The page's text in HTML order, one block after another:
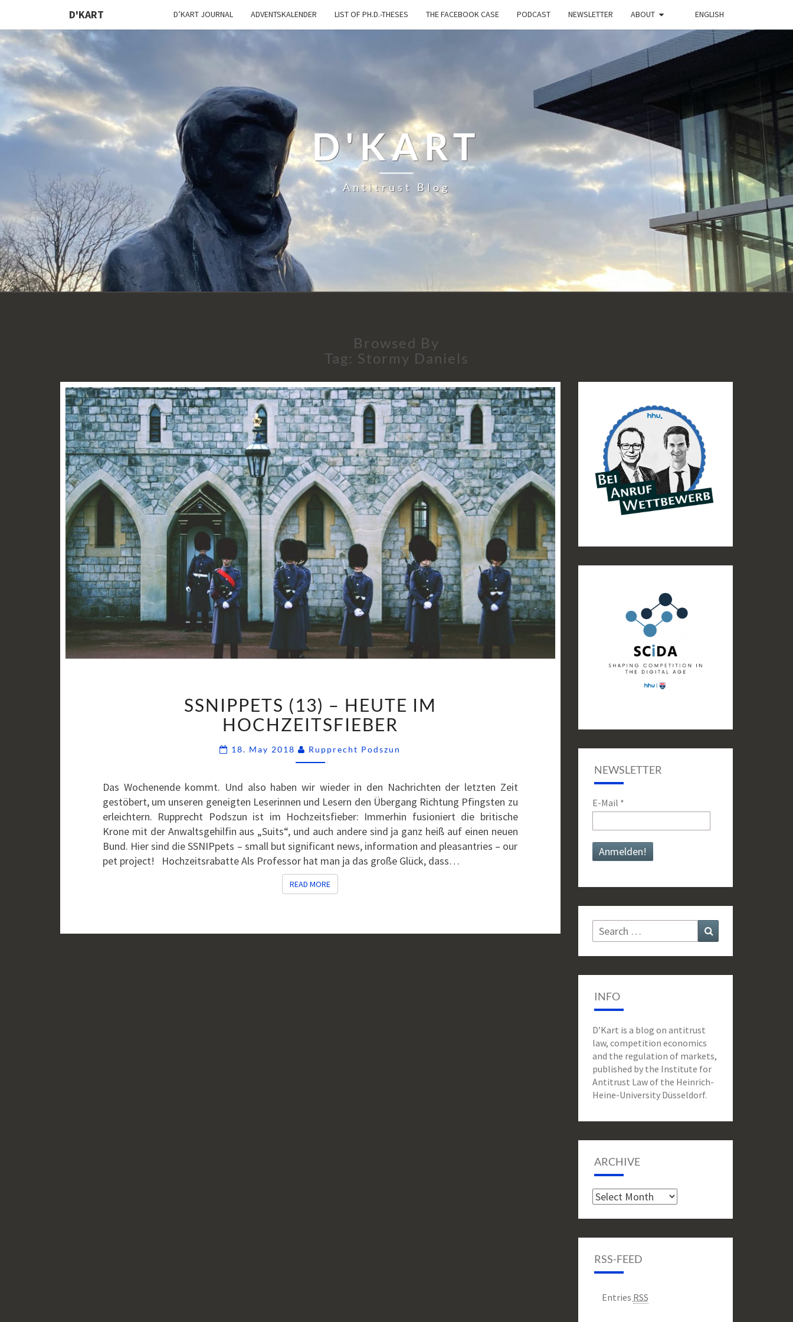
D'KART D’KART JOURNAL ADVENTSKALENDER LIST OF PH.D.-THESES THE FACEBOOK CASE PODCAST NEWSLETTER ABOUT ENGLISH
D'KART
Antitrust Blog
Browsed By
Tag: Stormy Daniels
(13)
–
HEUTE
IM
HOCHZEITSFIEBER
SSNIPPETS (13) – HEUTE IM
HOCHZEITSFIEBER
18. May 2018 Rupprecht Podszun
Das Wochenende kommt. Und also haben wir wieder in den Nachrichten der letzten Zeit
gestöbert, um unseren geneigten Leserinnen und Lesern den Übergang Richtung Pfingsten zu
erleichtern. Rupprecht Podszun ist im Hochzeitsfieber: Immerhin fusioniert die britische
Krone mit der Anwaltsgehilfin aus „Suits“, und auch andere sind ja ganz heiß auf einen neuen
Bund. Hier sind die SSNIPpets – small but significant news, information and pleasantries – our
pet project! Hochzeitsrabatte Als Professor hat man ja das große Glück, dass…
READ MOREREAD MORE
NEWSLETTER
E-Mail *
Search
for:
INFO
D’Kart is a blog on antitrust
law, competition economics
and the regulation of markets,
published by the Institute for
Antitrust Law of the Heinrich-
Heine-University Düsseldorf.
ARCHIVE
Archive
RSS-FEED
Entries RSS